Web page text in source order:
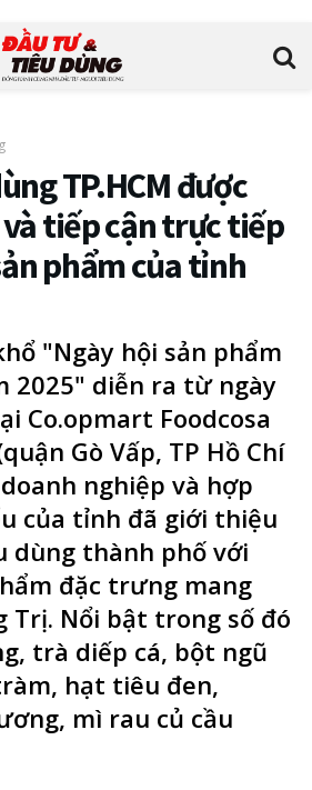
TP.HCM được
tiếp cận trực tiếp
phẩm của tỉnh
"Ngày hội sản phẩm
2025" diễn ra từ ngày
Co.opmart Foodcosa
Gò Vấp, TP Hồ Chí
nghiệp và hợp
của tỉnh đã giới thiệu
dùng thành phố với
đặc trưng mang
Trị. Nổi bật trong số đó
trà diếp cá, bột ngũ
hạt tiêu đen,
mì rau củ cầu